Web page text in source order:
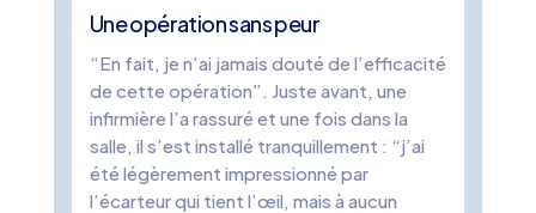
Une opération sans peur
“En fait, je n’ai jamais douté de l’efficacité
de cette opération”. Juste avant, une
infirmière l’a rassuré et une fois dans la
salle, il s’est installé tranquillement : “j’ai
été légèrement impressionné par
l’écarteur qui tient l’œil, mais à aucun